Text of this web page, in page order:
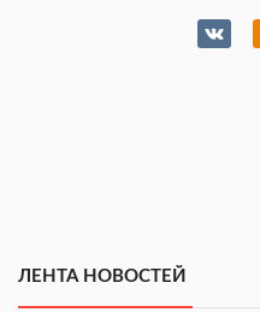
ЛЕНТА НОВОСТЕЙ